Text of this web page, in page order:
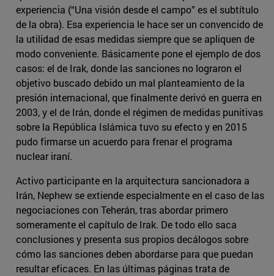
experiencia (“Una visión desde el campo” es el subtítulo
de la obra). Esa experiencia le hace ser un convencido de
la utilidad de esas medidas siempre que se apliquen de
modo conveniente. Básicamente pone el ejemplo de dos
casos: el de Irak, donde las sanciones no lograron el
objetivo buscado debido un mal planteamiento de la
presión internacional, que finalmente derivó en guerra en
2003, y el de Irán, donde el régimen de medidas punitivas
sobre la República Islámica tuvo su efecto y en 2015
pudo firmarse un acuerdo para frenar el programa
nuclear iraní.
Activo participante en la arquitectura sancionadora a
Irán, Nephew se extiende especialmente en el caso de las
negociaciones con Teherán, tras abordar primero
someramente el capítulo de Irak. De todo ello saca
conclusiones y presenta sus propios decálogos sobre
cómo las sanciones deben abordarse para que puedan
resultar eficaces. En las últimas páginas trata de